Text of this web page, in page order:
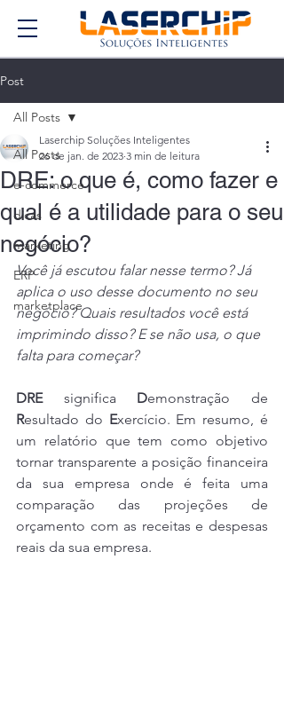
Post
All Posts
e-commerce
dicas
marketing
ERP
marketplace
All Posts
DRE: o que é, como fazer e
qual é a utilidade para o seu
negócio?
Laserchip Soluções Inteligentes
26 de jan. de 2023 3 min de leitura
Você já escutou falar nesse termo? Já
aplica o uso desse documento no seu
negócio? Quais resultados você está
imprimindo disso? E se não usa, o que
falta para começar?
DRE significa D
Resultado do Exercício. Em resumo, é
um relatório que tem como objetivo
tornar transparente a posição financeira
da sua empresa onde é feita uma
comparação das projeções de
orçamento com as receitas e despesas
reais da sua empresa.